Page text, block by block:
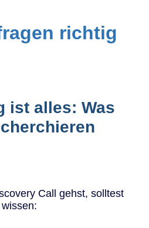
richtig
ist alles: Was
Call gehst, solltest